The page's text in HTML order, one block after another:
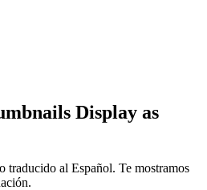
Display as
traducido al Español. Te mostramos